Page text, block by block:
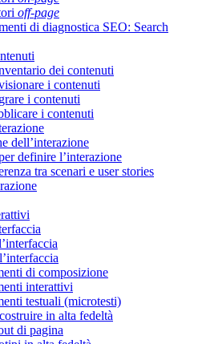
off-page
di diagnostica SEO: Search
dei contenuti
i contenuti
i contenuti
i contenuti
dell’interazione
definire l’interazione
tra scenari e user stories
di composizione
interattivi
testuali (microtesti)
in alta fedeltà
di pagina